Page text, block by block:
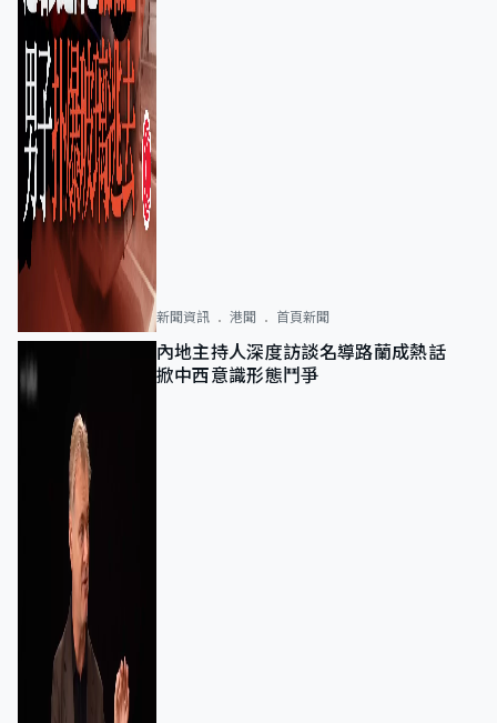
新聞資訊 港聞 首頁新聞
內地主持人深度訪談名導路蘭成熱話
掀中西意識形態鬥爭